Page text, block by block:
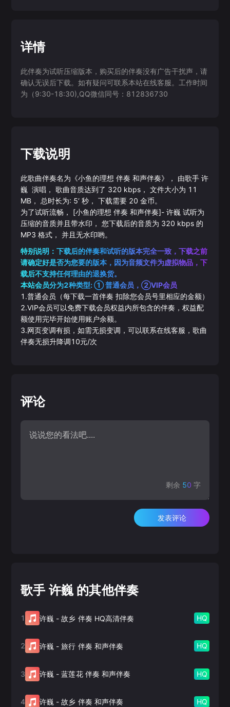
详情
此伴奏为试听压缩版本，购买后的伴奏没有广告干扰声，请
确认无误后下载。如有疑问可联系本站在线客服。工作时间
为（9:30-18:30),QQ微信同号：812836730
下载说明
此歌曲伴奏名为《小鱼的理想 伴奏 和声伴奏》， 由歌手 许
巍 演唱， 歌曲音质达到了 320 kbps， 文件大小为 11
MB， 总时长为: 5‘秒， 下载需要 20 金币。
为了试听流畅， [小鱼的理想 伴奏 和声伴奏]- 许巍 试听为
压缩的音质并且带水印， 您下载后的音质为 320 kbps 的
MP3 格式， 并且无水印哟。
特别说明：下载后的伴奏和试听的版本完全一致，下载之前
请确定好是否为您要的版本，因为音频文件为虚拟物品，下
载后不支持任何理由的退换货。
本站会员分为2种类型: ① 普通会员，②VIP会员
1.普通会员（每下载一首伴奏 扣除您会员号里相应的金额）
2.VIP会员可以免费下载会员权益内所包含的伴奏，权益配
额使用完毕开始使用账户余额。
3.网页变调有损，如需无损变调，可以联系在线客服，歌曲
伴奏无损升降调10元/次
评论
剩余 50 字
发表评论
歌手 许巍 的其他伴奏
1 许巍 -故乡 伴奏 HQ高清伴奏 HQ
2 许巍 -旅行 伴奏 和声伴奏 HQ
3 许巍 -蓝莲花 伴奏 和声伴奏 HQ
4 许巍 -故乡 伴奏 和声伴奏 HQ